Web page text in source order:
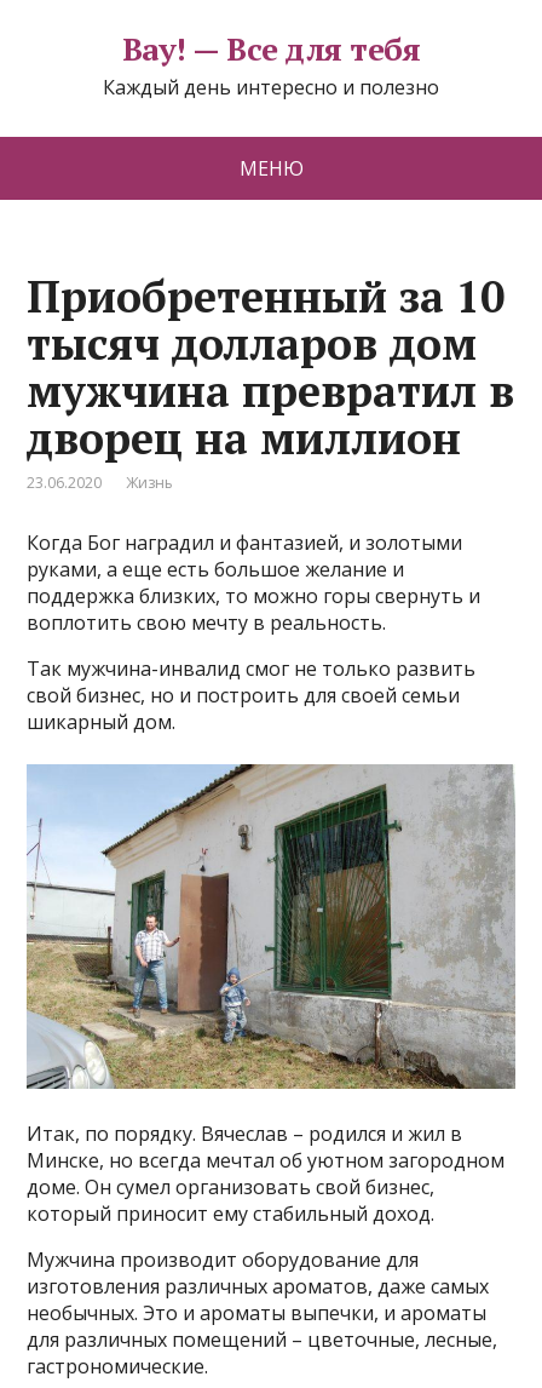
Вау! — Все для тебя
Каждый день интересно и полезно
МЕНЮ
Приобретенный за 10
тысяч долларов дом
мужчина превратил в
дворец на миллион
23.06.2020 Жизнь
Когда Бог наградил и фантазией, и золотыми
руками, а еще есть большое желание и
поддержка близких, то можно горы свернуть и
воплотить свою мечту в реальность.
Так мужчина-инвалид смог не только развить
свой бизнес, но и построить для своей семьи
шикарный дом.
Итак, по порядку. Вячеслав – родился и жил в
Минске, но всегда мечтал об уютном загородном
доме. Он сумел организовать свой бизнес,
который приносит ему стабильный доход.
Мужчина производит оборудование для
изготовления различных ароматов, даже самых
необычных. Это и ароматы выпечки, и ароматы
для различных помещений – цветочные, лесные,
гастрономические.